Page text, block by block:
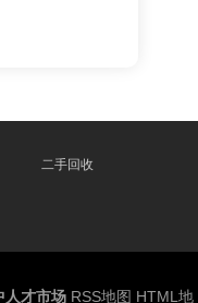
二手回收
人才市场 RSS地图 HTML地